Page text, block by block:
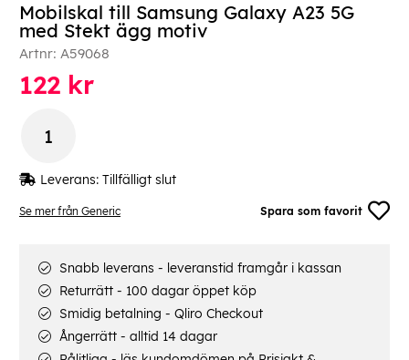
Se mer från Generic Spara som favorit
Mobilskal till Samsung Galaxy A23 5G
med Stekt ägg motiv
Artnr: A59068
122 kr
Leverans: Tillfälligt slut
Snabb leverans - leveranstid framgår i kassan
Returrätt - 100 dagar öppet köp
Smidig betalning - Qliro Checkout
Ångerrätt - alltid 14 dagar